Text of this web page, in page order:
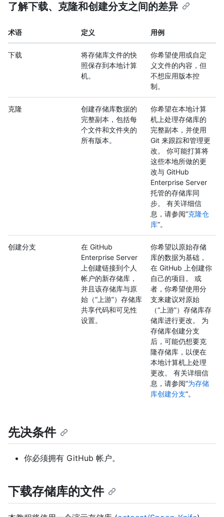
了解下载、克隆和创建分支之间的差异
术语 定义 用例
下载
将存储库文件的快
照保存到本地计算
机。
你希望使用或自定
义文件的内容，但
不想应用版本控
制。
克隆
创建存储库数据的
完整副本，包括每
个文件和文件夹的
所有版本。
你希望在本地计算
机上处理存储库的
完整副本，并使用
Git 来跟踪和管理更
改。 你可能打算将
这些本地所做的更
改与 GitHub
Enterprise Server
托管的存储库同
步。 有关详细信
息，请参阅“克隆仓
库”。
创建分支
在 GitHub
Enterprise Server
上创建链接到个人
帐户的新存储库，
并且该存储库与原
始（“上游”）存储库
共享代码和可见性
设置。
你希望以原始存储
库的数据为基础，
在 GitHub 上创建你
自己的项目。 或
者，你希望使用分
支来建议对原始
（“上游”）存储库存
储库进行更改。 为
存储库创建分支
后，可能仍想要克
隆存储库，以便在
本地计算机上处理
更改。 有关详细信
息，请参阅“为存储
库创建分支”。
先决条件
你必须拥有 GitHub 帐户。
下载存储库的文件